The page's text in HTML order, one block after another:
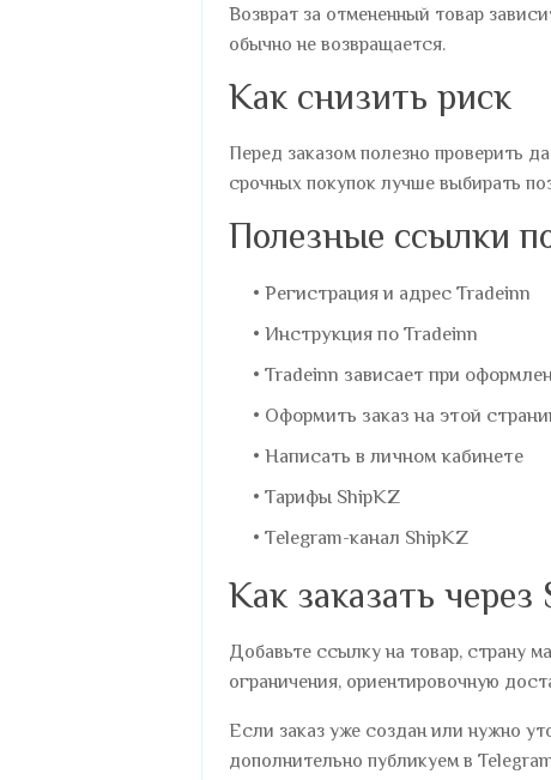
Возврат за отмененный товар
обычно не возвращается.
Как снизить риск
Перед заказом полезно проверить
срочных покупок лучше выбирать
Полезные ссылки
Регистрация и адрес Tradeinn
Инструкция по Tradeinn
Tradeinn зависает при
Оформить заказ на этой
Написать в личном кабинете
Тарифы ShipKZ
Telegram-канал ShipKZ
Как заказать через
Добавьте ссылку на товар, страну
ограничения, ориентировочную
Если заказ уже создан или нужно
дополнительно публикуем в